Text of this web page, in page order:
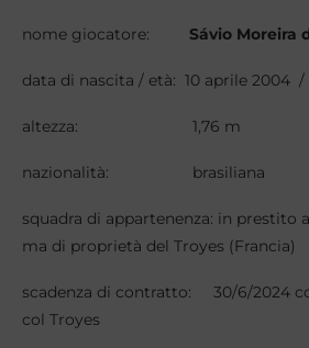
nome giocatore: Sávio Moreira
data di nascita / età: 10 aprile 2004 /
altezza: 1,76 m
nazionalità: brasiliana
squadra di appartenenza: in prestito
ma di proprietà del Troyes (Francia)
scadenza di contratto: 30/6/2024
col Troyes